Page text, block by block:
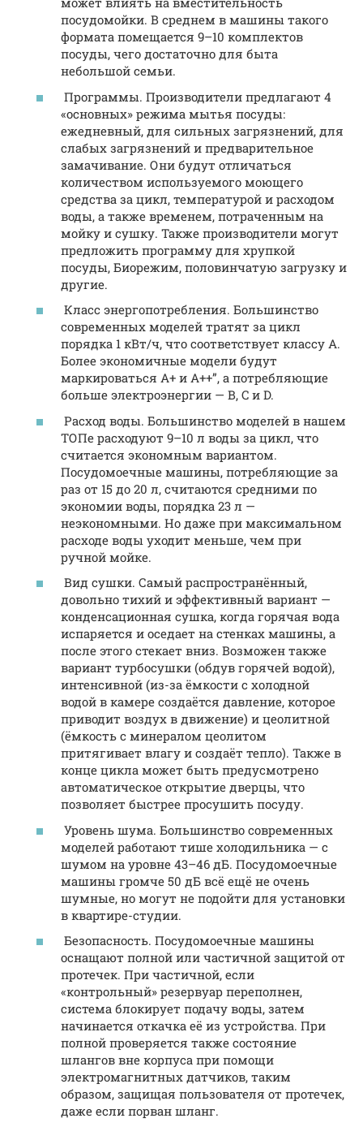
посудомойки. В среднем в машины такого
формата помещается 9–10 комплектов
посуды, чего достаточно для быта
небольшой семьи.
Программы. Производители предлагают 4
«основных» режима мытья посуды:
ежедневный, для сильных загрязнений, для
слабых загрязнений и предварительное
замачивание. Они будут отличаться
количеством используемого моющего
средства за цикл, температурой и расходом
воды, а также временем, потраченным на
мойку и сушку. Также производители могут
предложить программу для хрупкой
посуды, Биорежим, половинчатую загрузку и
другие.
Класс энергопотребления. Большинство
современных моделей тратят за цикл
порядка 1 кВт/ч, что соответствует классу A.
Более экономичные модели будут
маркироваться A+ и A++”, а потребляющие
больше электроэнергии — B, C и D.
Расход воды. Большинство моделей в нашем
ТОПе расходуют 9–10 л воды за цикл, что
считается экономным вариантом.
Посудомоечные машины, потребляющие за
раз от 15 до 20 л, считаются средними по
экономии воды, порядка 23 л —
неэкономными. Но даже при максимальном
расходе воды уходит меньше, чем при
ручной мойке.
Вид сушки. Самый распространённый,
довольно тихий и эффективный вариант —
конденсационная сушка, когда горячая вода
испаряется и оседает на стенках машины, а
после этого стекает вниз. Возможен также
вариант турбосушки (обдув горячей водой),
интенсивной (из-за ёмкости с холодной
водой в камере создаётся давление, которое
приводит воздух в движение) и цеолитной
(ёмкость с минералом цеолитом
притягивает влагу и создаёт тепло). Также в
конце цикла может быть предусмотрено
автоматическое открытие дверцы, что
позволяет быстрее просушить посуду.
Уровень шума. Большинство современных
моделей работают тише холодильника — с
шумом на уровне 43–46 дБ. Посудомоечные
машины громче 50 дБ всё ещё не очень
шумные, но могут не подойти для установки
в квартире-студии.
Безопасность. Посудомоечные машины
оснащают полной или частичной защитой от
протечек. При частичной, если
«контрольный» резервуар переполнен,
система блокирует подачу воды, затем
начинается откачка её из устройства. При
полной проверяется также состояние
шлангов вне корпуса при помощи
электромагнитных датчиков, таким
образом, защищая пользователя от протечек,
даже если порван шланг.